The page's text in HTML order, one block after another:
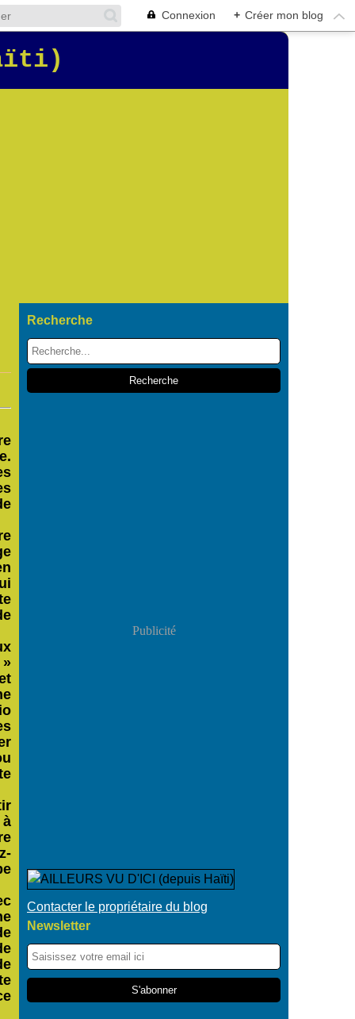
Connexion + Créer mon blog
Recherche
Publicité
Contacter le propriétaire du blog
Newsletter